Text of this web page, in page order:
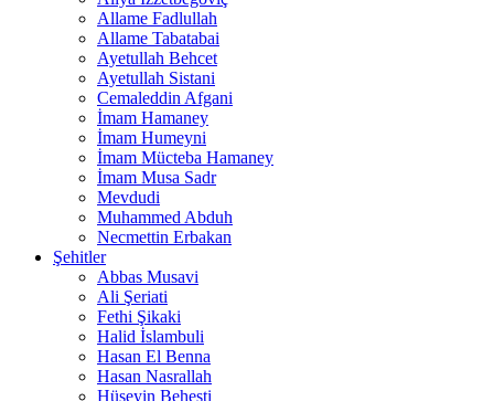
Allame Fadlullah
Allame Tabatabai
Ayetullah Behcet
Ayetullah Sistani
Cemaleddin Afgani
İmam Hamaney
İmam Humeyni
İmam Mücteba Hamaney
İmam Musa Sadr
Mevdudi
Muhammed Abduh
Necmettin Erbakan
Şehitler
Abbas Musavi
Ali Şeriati
Fethi Şikaki
Halid İslambuli
Hasan El Benna
Hasan Nasrallah
Hüseyin Beheşti